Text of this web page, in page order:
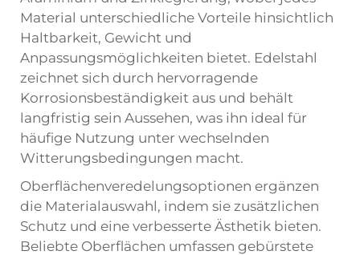
Material unterschiedliche Vorteile hinsichtlich
Haltbarkeit, Gewicht und
Anpassungsmöglichkeiten bietet. Edelstahl
zeichnet sich durch hervorragende
Korrosionsbeständigkeit aus und behält
langfristig sein Aussehen, was ihn ideal für
häufige Nutzung unter wechselnden
Witterungsbedingungen macht.
Oberflächenveredelungsoptionen ergänzen
die Materialauswahl, indem sie zusätzlichen
Schutz und eine verbesserte Ästhetik bieten.
Beliebte Oberflächen umfassen gebürstete